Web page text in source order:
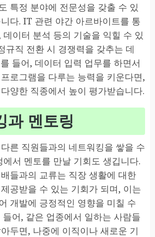
특정 분야에 전문성을 갖출 수 있
다. IT 관련 야간 아르바이트를 통
이터 분석 등의 기술을 익힐 수 있
규직 전환 시 경쟁력을 갖추는 데
들어, 데이터 입력 업무를 하면서
로그램을 다루는 능력을 키운다면,
양한 직종에서 높이 평가받습니다.
과 멘토링
른 직원들과의 네트워킹을 쌓을 수
에서 멘토를 만날 기회도 생깁니다.
들과의 교류는 직장 생활에 대한
공받을 수 있는 기회가 되며, 이는
개발에 긍정적인 영향을 미칠 수
들어, 같은 업종에서 일하는 사람들
두면, 나중에 이직이나 새로운 기